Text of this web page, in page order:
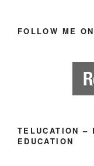
FOLLOW ME
TELUCATION –
EDUCATION